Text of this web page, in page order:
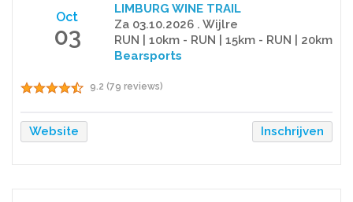
Oct
03
LIMBURG WINE TRAIL
Za 03.10.2026 . Wijlre
RUN | 10km - RUN | 15km - RUN | 20km
Bearsports
9.2 (79 reviews)
Website Inschrijven